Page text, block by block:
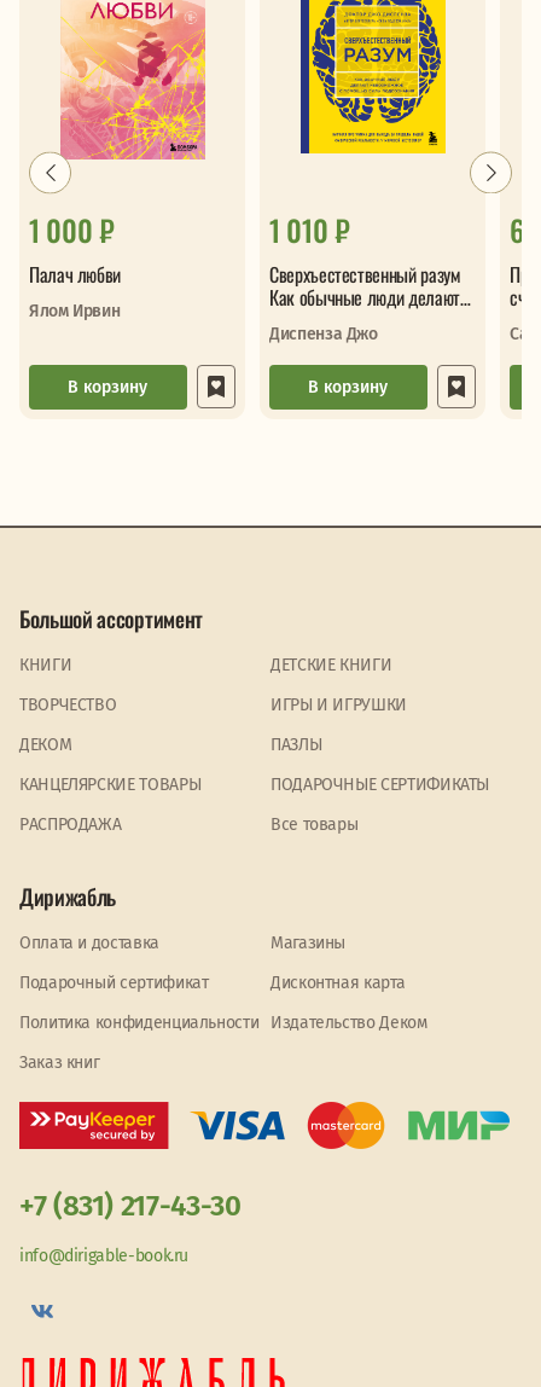
1 000 ₽
Палач любви
Ялом Ирвин
В корзину
1 010 ₽
Сверхъестественный разум
Как обычные люди делают
невозможное с помощью
силы подс
Диспенза Джо
В корзину
Большой ассортимент
КНИГИ
ДЕТСКИЕ КНИГИ
ТВОРЧЕСТВО
ИГРЫ И ИГРУШКИ
ДЕКОМ
ПАЗЛЫ
КАНЦЕЛЯРСКИЕ ТОВАРЫ
ПОДАРОЧНЫЕ СЕРТИФИКАТЫ
PАСПРОДАЖА
Все товары
Дирижабль
Оплата и доставка
Магазины
Подарочный сертификат
Дисконтная карта
Политика конфиденциальности
Издательство Деком
Заказ книг
+7 (831) 217-43-30
info@dirigable-book.ru